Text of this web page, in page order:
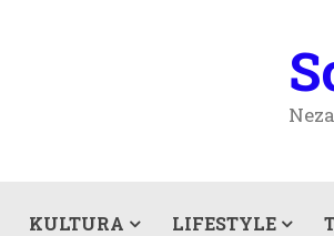
KULTURA LIFESTYLE